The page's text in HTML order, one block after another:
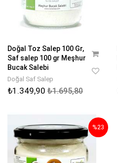
Doğal Toz Salep 100 Gr,
Saf salep 100 gr Meşhur
Bucak Salebi
Doğal Saf Salep
₺1.349,90 ₺1.695,80
%23